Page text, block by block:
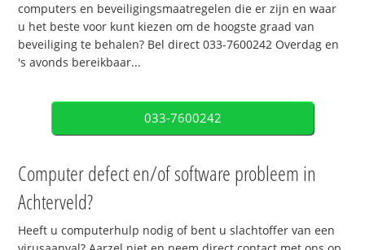
computers en beveiligingsmaatregelen die er zijn en waar
u het beste voor kunt kiezen om de hoogste graad van
beveiliging te behalen? Bel direct 033-7600242 Overdag en
's avonds bereikbaar...
033-7600242
Computer defect en/of software probleem in
Achterveld?
Heeft u computerhulp nodig of bent u slachtoffer van een